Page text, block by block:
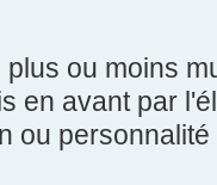
ou moins
en avant par
ou